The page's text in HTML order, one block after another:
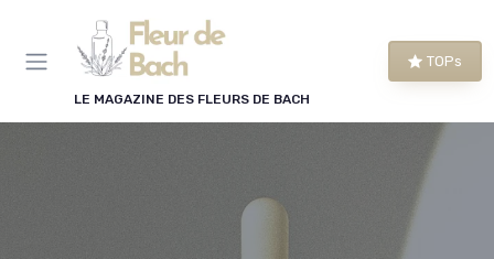
LE MAGAZINE DES FLEURS DE BACH
TOPs